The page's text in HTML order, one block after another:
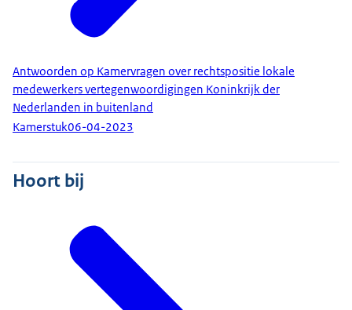
Antwoorden op Kamervragen over rechtspositie lokale
medewerkers vertegenwoordigingen Koninkrijk der
Nederlanden in buitenland
Kamerstuk06-04-2023
Hoort bij